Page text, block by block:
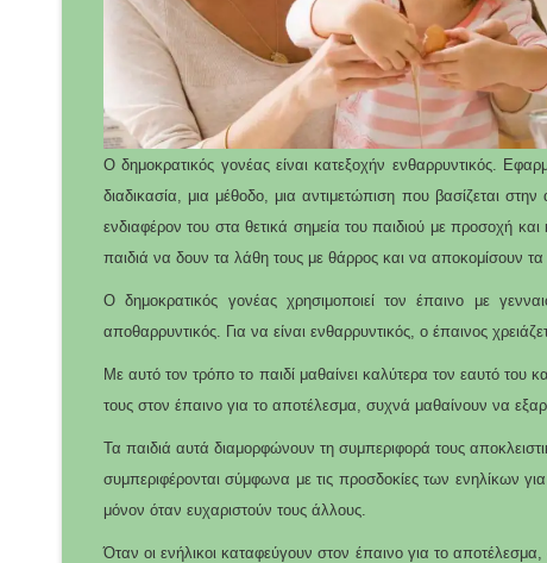
Ο δημοκρατικός γονέας είναι κατεξοχήν ενθαρρυντικός.
διαδικασία, μια μέθοδο, μια αντιμετώπιση που βασίζεται
ενδιαφέρον του στα θετικά σημεία του παιδιού με προσοχή
παιδιά να δουν τα λάθη τους με θάρρος και να αποκομίσουν
Ο δημοκρατικός γονέας χρησιμοποιεί τον έπαινο με
αποθαρρυντικός. Για να είναι ενθαρρυντικός, ο έπαινος
Με αυτό τον τρόπο το παιδί μαθαίνει καλύτερα τον εαυτό του
τους στον έπαινο για το αποτέλεσμα, συχνά μαθαίνουν να
Τα παιδιά αυτά διαμορφώνουν τη συμπεριφορά τους
συμπεριφέρονται σύμφωνα με τις προσδοκίες των ενηλίκων
μόνον όταν ευχαριστούν τους άλλους.
Όταν οι ενήλικοι καταφεύγουν στον έπαινο για το